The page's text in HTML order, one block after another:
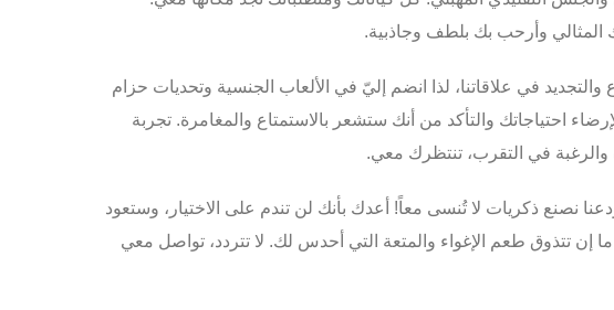
وأرحب بك بلطف وجاذبية.
والتجديد في علاقاتنا، لذا انضم إليّ في الألعاب الجنسية وتحديات حزام
لإرضاء احتياجاتك والتأكد من أنك ستشعر بالاستمتاع والمغامرة. تجربة
والرغبة في التقرب، تنتظرك معي.
نصنع ذكريات لا تُنسى معاً! أعدك بأنك لن تندم على الاختيار، وستعود
إن تتذوق طعم الإغواء والمتعة التي أحدس لك. لا تتردد، تواصل معي